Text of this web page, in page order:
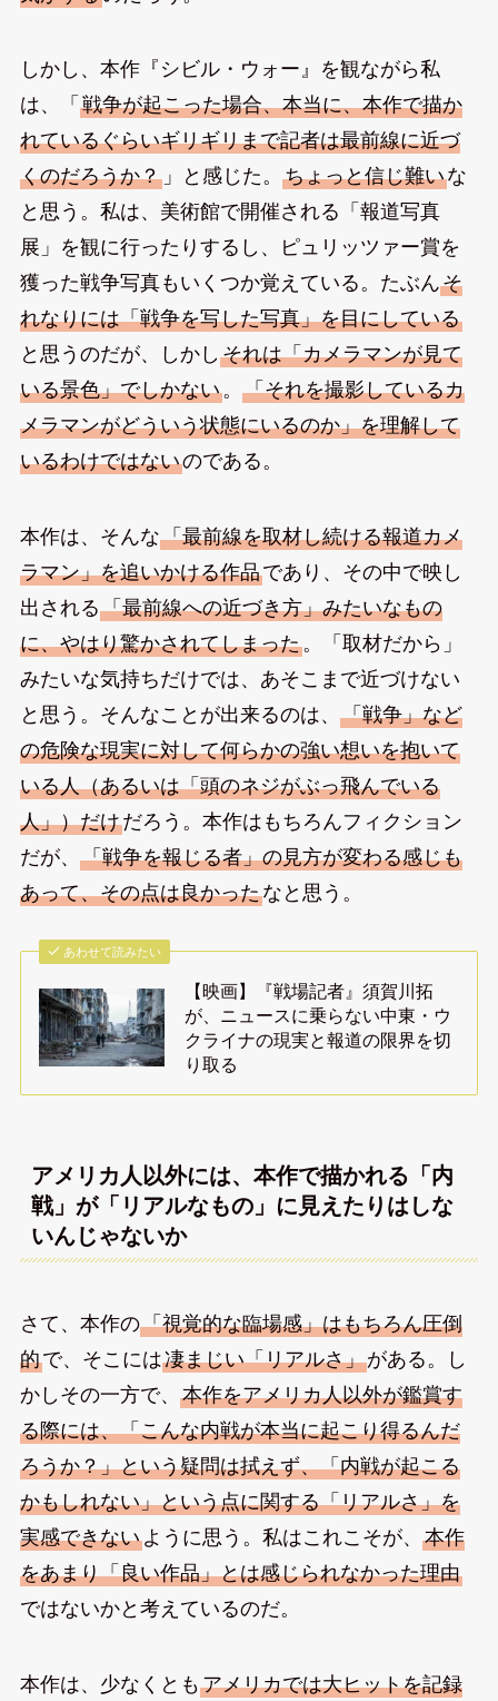
しかし、本作『シビル・ウォー』を観ながら私
は、「 戦争が起こった場合、本当に、本作で描か
れているぐらいギリギリまで記者は最前線に近づ
くのだろうか？」と感じた。 ちょっと信じ難いな
と思う。私は、美術館で開催される「報道写真
展」を観に行ったりするし、ピュリッツァー賞を
獲った戦争写真もいくつか覚えている。たぶんそ
れなりには「戦争を写した写真」を目にしている
と思うのだが、しかし それは「カメラマンが見て
いる景色」でしかない。 「それを撮影しているカ
メラマンがどういう状態にいるのか」を理解して
いるわけではないのである。
本作は、そんな「最前線を取材し続ける報道カメ
ラマン」を追いかける作品であり、その中で映し
出される「最前線への近づき方」みたいなもの
に、やはり驚かされてしまった。「取材だから」
みたいな気持ちだけでは、あそこまで近づけない
と思う。そんなことが出来るのは、 「戦争」など
の危険な現実に対して何らかの強い想いを抱いて
いる人（あるいは「頭のネジがぶっ飛んでいる
人」）だけだろう。本作はもちろんフィクション
だが、 「戦争を報じる者」の見方が変わる感じも
あって、その点は良かったなと思う。
あわせて読みたい
【映画】『戦場記者』須賀川拓
が、ニュースに乗らない中東・ウ
クライナの現実と報道の限界を切
り取る
アメリカ人以外には、本作で描かれる「内
戦」が「リアルなもの」に見えたりはしな
いんじゃないか
さて、本作の「視覚的な臨場感」はもちろん圧倒
的で、そこには凄まじい「リアルさ」がある。し
かしその一方で、 本作をアメリカ人以外が鑑賞す
る際には、「こんな内戦が本当に起こり得るんだ
ろうか？」という疑問は拭えず、「内戦が起こる
かもしれない」という点に関する「リアルさ」を
実感できないように思う。私はこれこそが、 本作
をあまり「良い作品」とは感じられなかった理由
ではないかと考えているのだ。
本作は、少なくともアメリカでは大ヒットを記録